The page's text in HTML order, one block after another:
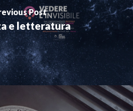
Post
e letteratura